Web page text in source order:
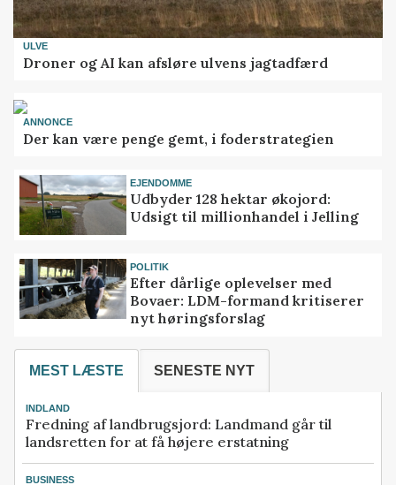
ULVE
Droner og AI kan afsløre ulvens jagtadfærd
ANNONCE
Der kan være penge gemt, i foderstrategien
EJENDOMME
Udbyder 128 hektar økojord:
Udsigt til millionhandel i Jelling
POLITIK
Efter dårlige oplevelser med
Bovaer: LDM-formand kritiserer
nyt høringsforslag
MEST LÆSTE SENESTE NYT
INDLAND
Fredning af landbrugsjord: Landmand går til
landsretten for at få højere erstatning
BUSINESS